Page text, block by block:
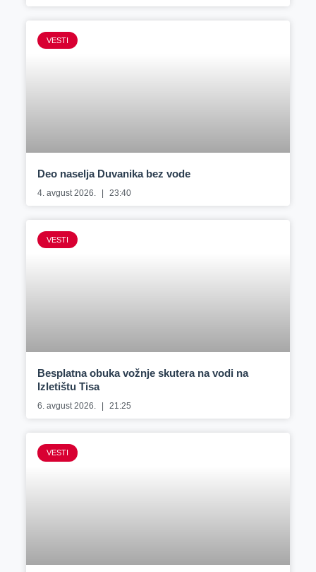
VESTI
Deo naselja Duvanika bez vode
4. avgust 2026. 23:40
VESTI
Besplatna obuka vožnje skutera na vodi na
Izletištu Tisa
6. avgust 2026. 21:25
VESTI